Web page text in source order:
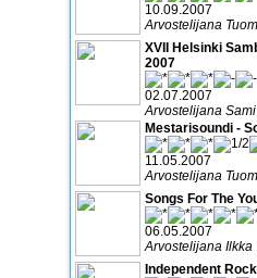
10.09.2007
Arvostelijana
XVII Helsinki
2007
02.07.2007
Arvostelijana
Mestarisoundi -
11.05.2007
Arvostelijana
Songs For The
06.05.2007
Arvostelijana Ilkka
Independent Rock